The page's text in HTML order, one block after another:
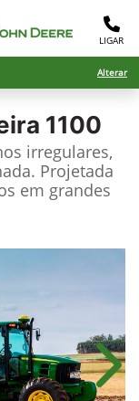
LIGAR
Alterar
1100
irregulares,
Projetada
em grandes